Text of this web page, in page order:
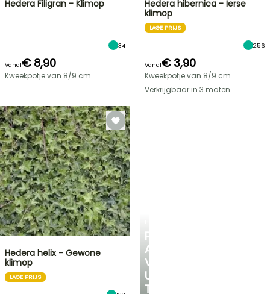
PERSOONLIJK
ADVIES
VOOR
UW
TUIN
Hedera Filigran - Klimop
34
Vanaf€ 8,90
Kweekpotje van 8/9 cm
Hedera hibernica - Ierse
klimop
LAGE PRIJS
256
Vanaf€ 3,90
Kweekpotje van 8/9 cm
Verkrijgbaar in 3 maten
Hedera helix - Gewone
klimop
LAGE PRIJS